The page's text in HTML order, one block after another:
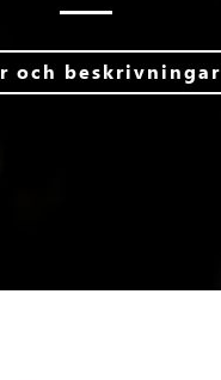
och beskrivningar